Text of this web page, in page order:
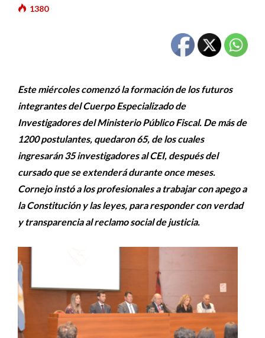
1380
Este miércoles comenzó la formación de los futuros
integrantes del Cuerpo Especializado de
Investigadores del Ministerio Público Fiscal. De más de
1200 postulantes, quedaron 65, de los cuales
ingresarán 35 investigadores al CEI, después del
cursado que se extenderá durante once meses.
Cornejo instó a los profesionales a trabajar con apego a
la Constitución y las leyes, para responder con verdad
y transparencia al reclamo social de justicia.